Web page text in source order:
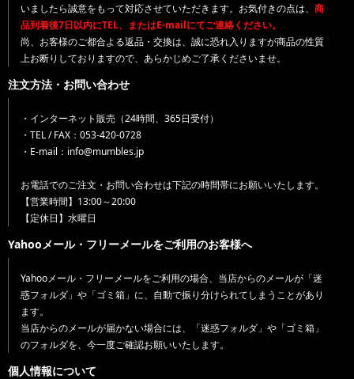
いましたら誠意をもって対応させていただきます。お気付きの点は、 商
品到着後7日以内にTEL、またはE-mailにてご連絡ください。
尚、お客様のご都合よる返品・交換は、誠に恐れ入りますが商品の性質
上お断りしておりますので、あらかじめご了承くださいませ。
注文方法・お問い合わせ
・インターネット販売（24時間、365日受付）
・TEL / FAX：053-420-0728
・E-mail：info@mumbles.jp
お電話でのご注文・お問い合わせは下記の時間帯にお願いいたします。
【営業時間】13:00～20:00
【定休日】水曜日
Yahooメール・フリーメールをご利用のお客様へ
Yahooメール・フリーメールをご利用の場合、当店からのメールが「迷
惑フォルダ」や「ゴミ箱」に、自動で振り分けられてしまうことがあり
ます。
当店からのメールが届かない場合には、「迷惑フォルダ」や「ゴミ箱」
のフォルダを、今一度ご確認お願いいたします。
個人情報について